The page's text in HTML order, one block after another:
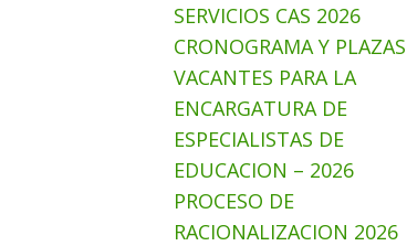
SERVICIOS CAS 2026
CRONOGRAMA Y PLAZAS
VACANTES PARA LA
ENCARGATURA DE
ESPECIALISTAS DE
EDUCACION – 2026
PROCESO DE
RACIONALIZACION 2026